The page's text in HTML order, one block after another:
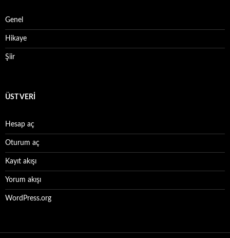
Genel
Hikaye
Şiir
ÜST VERI
Hesap aç
Oturum aç
Kayıt akışı
Yorum akışı
WordPress.org